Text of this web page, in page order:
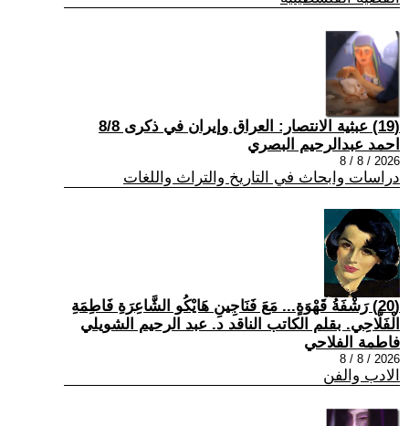
(19) عبثية الانتصار: العراق وإيران في ذكرى 8/8
احمد عبدالرحيم البصري
2026 / 8 / 8
دراسات وابحاث في التاريخ والتراث واللغات
(20) رَشْفَةُ قَهْوَةٍ... مَعَ فَنَاجِينِ هَايْكُو الشَّاعِرَةِ فَاطِمَةِ
الْفَلَّاحِي. بقلم الكاتب الناقد د. عبد الرحيم الشويلي
فاطمة الفلاحي
2026 / 8 / 8
الادب والفن